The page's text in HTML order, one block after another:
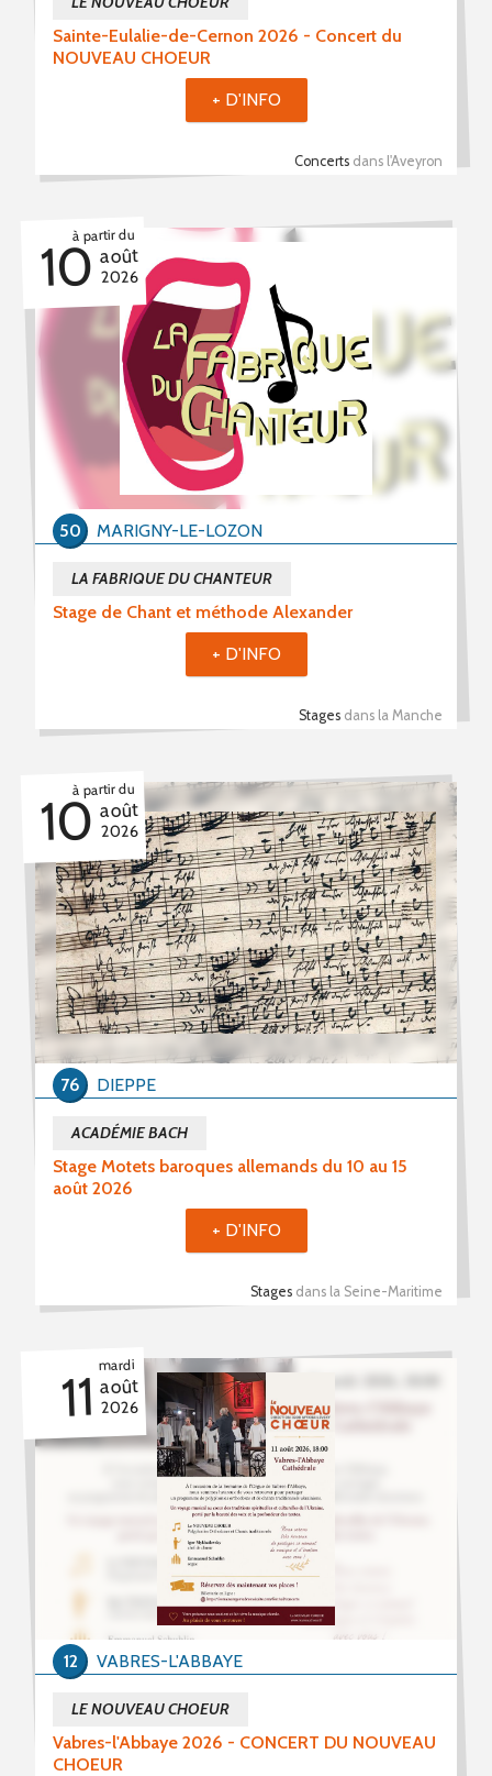
Sainte-Eulalie-de-Cernon 2026 - Concert du
NOUVEAU CHOEUR
Concerts dans l'Aveyron
+ D'INFO
à partir du
10 août
2026
Stage de Chant et méthode Alexander
LA FABRIQUE DU CHANTEUR
Stages dans la Manche
MARIGNY-LE-LOZON
50
+ D'INFO
à partir du
10 août
2026
Stage Motets baroques allemands du 10 au 15
août 2026
ACADÉMIE BACH
Stages dans la Seine-Maritime
DIEPPE
76
+ D'INFO
mardi
11 août
2026
Vabres-l'Abbaye 2026 - CONCERT DU NOUVEAU
CHOEUR
LE NOUVEAU CHOEUR
VABRES-L'ABBAYE
12